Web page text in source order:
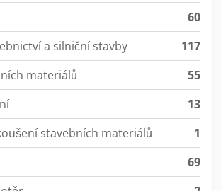
60
a silniční stavby
117
materiálů
55
13
stavebních materiálů
1
69